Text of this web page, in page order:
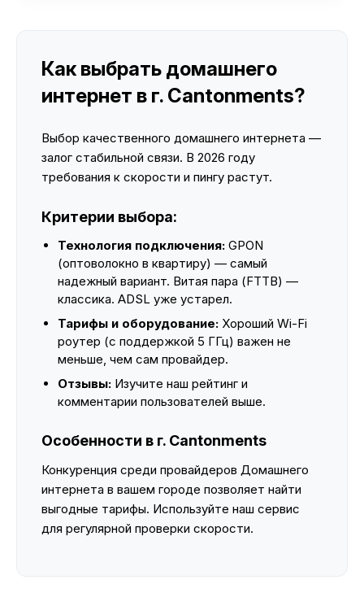
Как выбрать домашнего
интернет в г. Cantonments?
Выбор качественного домашнего интернета —
залог стабильной связи. В 2026 году
требования к скорости и пингу растут.
Критерии выбора:
Технология подключения: GPON
(оптоволокно в квартиру) — самый
надежный вариант. Витая пара (FTTB) —
классика. ADSL уже устарел.
Тарифы и оборудование: Хороший Wi-Fi
роутер (с поддержкой 5 ГГц) важен не
меньше, чем сам провайдер.
Отзывы: Изучите наш рейтинг и
комментарии пользователей выше.
Особенности в г. Cantonments
Конкуренция среди провайдеров Домашнего
интернета в вашем городе позволяет найти
выгодные тарифы. Используйте наш сервис
для регулярной проверки скорости.